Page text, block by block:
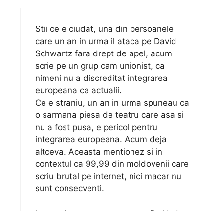
Stii ce e ciudat, una din persoanele
care un an in urma il ataca pe David
Schwartz fara drept de apel, acum
scrie pe un grup cam unionist, ca
nimeni nu a discreditat integrarea
europeana ca actualii.
Ce e straniu, un an in urma spuneau ca
o sarmana piesa de teatru care asa si
nu a fost pusa, e pericol pentru
integrarea europeana. Acum deja
altceva. Aceasta mentionez si in
contextul ca 99,99 din moldovenii care
scriu brutal pe internet, nici macar nu
sunt consecventi.